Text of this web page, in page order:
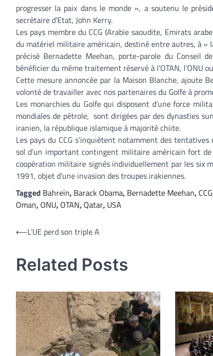
progresser la paix dans le monde », a soutenu le
secrétaire d’Etat, John Kerry.
Les pays membre du CCG (Arabie saoudite, Emirats
du matériel militaire américain, destiné entre autres, à
précisé Bernadette Meehan, porte-parole du Conseil
bénéficier du même traitement réservé à l’OTAN, l’ONU
Cette mesure annoncée par la Maison Blanche, ajoute
volonté de travailler avec nos partenaires du Golfe à
Les monarchies du Golfe qui disposent d’une force
mondiales de pétrole, sont dirigées par des dynasties
iranien, la république islamique à majorité chiite.
Les pays du CCG s’inquiètent notamment des
sol d’un important contingent militaire américain fort de
coopération militaire signés individuellement par les six
1991, objet d’une invasion des troupes irakiennes.
Tagged Bahreïn, Barack Obama, Bernadette Meehan, CCG
Oman, ONU, OTAN, Qatar, USA
Navigation
l’article
⟵L’UE perd son triple A
Related Posts